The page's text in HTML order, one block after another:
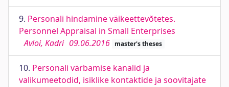
9. Personali hindamine väikeettevõtetes.
Personnel Appraisal in Small Enterprises
Avloi, Kadri 09.06.2016 master's theses
10. Personali värbamise kanalid ja
valikumeetodid, isiklike kontaktide ja soovitajate